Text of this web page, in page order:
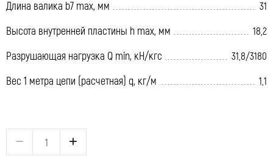
Длина валика b7 max, мм 31
Высота внутренней пластины h max, мм 18,2
Разрушающая нагрузка Q min, кН/кгс 31,8/3180
Вес 1 метра цепи (расчетная) q, кг/м 1,1